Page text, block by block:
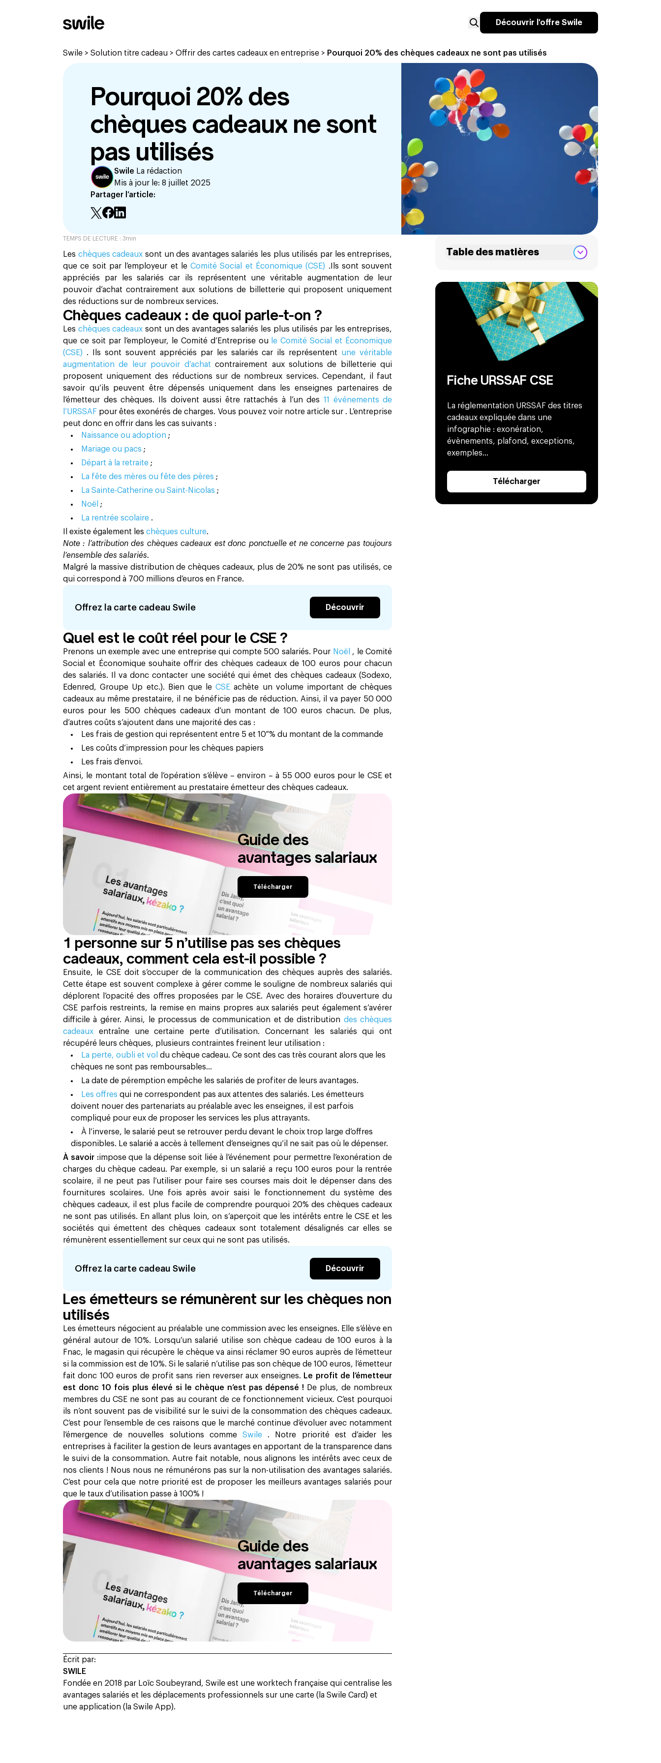
Découvrir l'offre Swile
Swile > Solution titre cadeau > Offrir des cartes cadeaux en entreprise > Pourquoi 20% des chèques cadeaux ne sont pas utilisés
Pourquoi 20% des
chèques cadeaux ne sont
pas utilisés
Swile La rédaction
Mis à jour le: 8 juillet 2025
Partager l’article:
TEMPS DE LECTURE : 3min
Les chèques cadeaux sont un des avantages salariés les plus utilisés par les entreprises,
que ce soit par l’employeur et leComité Social et Économique (CSE) .Ils sont souvent
appréciés par les salariés car ils représentent une véritable augmentation de leur
pouvoir d’achat contrairement aux solutions de billetterie qui proposent uniquement
des réductions sur de nombreux services.
Chèques cadeaux : de quoi parle-t-on ?
Les chèques cadeaux sont un des avantages salariés les plus utilisés par les entreprises,
que ce soit par l’employeur, le Comité d’Entreprise ou le Comité Social et Économique
(CSE) . Ils sont souvent appréciés par les salariés car ils représentent une véritable
augmentation de leur pouvoir d’achatcontrairement aux solutions de billetterie qui
proposent uniquement des réductions sur de nombreux services. Cependant, il faut
savoir qu’ils peuvent être dépensés uniquement dans les enseignes partenaires de
l’émetteur des chèques. Ils doivent aussi être rattachés à l’un des 11 événements de
l’URSSAF pour êtes exonérés de charges. Vous pouvez voir notre article sur . L’entreprise
peut donc en offrir dans les cas suivants :
Naissance ou adoption ;
Mariage ou pacs ;
Départ à la retraite ;
La fête des mères ou fête des pères ;
La Sainte-Catherine ou Saint-Nicolas ;
Noël ;
La rentrée scolaire .
Il existe également les chèques culture.
Note : l’attribution des chèques cadeaux est donc ponctuelle et ne concerne pas toujours
l’ensemble des salariés.
Malgré la massive distribution de chèques cadeaux, plus de 20% ne sont pas utilisés, ce
qui correspond à 700 millions d’euros en France.
Offrez la carte cadeau Swile Découvrir
Quel est le coût réel pour le CSE ?
Prenons un exemple avec une entreprise qui compte 500 salariés. Pour Noël , le Comité
Social et Économique souhaite offrir des chèques cadeaux de 100 euros pour chacun
des salariés. Il va donc contacter une société qui émet des chèques cadeaux (Sodexo,
Edenred, Groupe Up etc.). Bien que leCSEachète un volume important de chèques
cadeaux au même prestataire, il ne bénéficie pas de réduction. Ainsi, il va payer 50 000
euros pour les 500 chèques cadeaux d’un montant de 100 euros chacun. De plus,
d’autres coûts s’ajoutent dans une majorité des cas :
Les frais de gestion qui représentent entre 5 et 10 % du montant de la commande
Les coûts d’impression pour les chèques papiers
Les frais d’envoi.
Ainsi, le montant total de l’opération s’élève – environ – à 55 000 euros pour le CSE et
cet argent revient entièrement au prestataire émetteur des chèques cadeaux.
Guide des
avantages salariaux
Télécharger
1 personne sur 5 n’utilise pas ses chèques
cadeaux, comment cela est-il possible ? ‍
Ensuite, le CSE doit s’occuper de la communication des chèques auprès des salariés.
Cette étape est souvent complexe à gérer comme le souligne de nombreux salariés qui
déplorent l’opacité des offres proposées par le CSE. Avec des horaires d’ouverture du
CSE parfois restreints, la remise en mains propres aux salariés peut également s’avérer
difficile à gérer. Ainsi, le processus de communication et de distribution des chèques
cadeaux entraîne une certaine perte d’utilisation. Concernant les salariés qui ont
récupéré leurs chèques, plusieurs contraintes freinent leur utilisation :
La perte, oubli et vol du chèque cadeau. Ce sont des cas très courant alors que les
chèques ne sont pas remboursables…
La date de péremption empêche les salariés de profiter de leurs avantages.
Les offres qui ne correspondent pas aux attentes des salariés. Les émetteurs
doivent nouer des partenariats au préalable avec les enseignes, il est parfois
compliqué pour eux de proposer les services les plus attrayants.
À l’inverse, le salarié peut se retrouver perdu devant le choix trop large d’offres
disponibles. Le salarié a accès à tellement d’enseignes qu’il ne sait pas où le dépenser.
À savoir :impose que la dépense soit liée à l’événement pour permettre l’exonération de
charges du chèque cadeau. Par exemple, si un salarié a reçu 100 euros pour la rentrée
scolaire, il ne peut pas l’utiliser pour faire ses courses mais doit le dépenser dans des
fournitures scolaires. Une fois après avoir saisi le fonctionnement du système des
chèques cadeaux, il est plus facile de comprendre pourquoi 20% des chèques cadeaux
ne sont pas utilisés. En allant plus loin, on s’aperçoit que les intérêts entre le CSE et les
sociétés qui émettent des chèques cadeaux sont totalement désalignés car elles se
rémunèrent essentiellement sur ceux qui ne sont pas utilisés.
Offrez la carte cadeau Swile Découvrir
Les émetteurs se rémunèrent sur les chèques non
utilisés ‍
Les émetteurs négocient au préalable une commission avec les enseignes. Elle s’élève en
général autour de 10%. Lorsqu’un salarié utilise son chèque cadeau de 100 euros à la
Fnac, le magasin qui récupère le chèque va ainsi réclamer 90 euros auprès de l’émetteur
si la commission est de 10%. Si le salarié n’utilise pas son chèque de 100 euros, l’émetteur
fait donc 100 euros de profit sans rien reverser aux enseignes. Le profit de l’émetteur
est donc 10 fois plus élevé si le chèque n’est pas dépensé !
De plus, de nombreux
membres du CSE ne sont pas au courant de ce fonctionnement vicieux. C’est pourquoi
ils n’ont souvent pas de visibilité sur le suivi de la consommation des chèques cadeaux.
C’est pour l’ensemble de ces raisons que le marché continue d’évoluer avec notamment
l’émergence de nouvelles solutions commeSwile . Notre priorité est d’aider les
entreprises à faciliter la gestion de leurs avantages en apportant de la transparence dans
le suivi de la consommation. Autre fait notable, nous alignons les intérêts avec ceux de
nos clients ! Nous nous ne rémunérons pas sur la non-utilisation des avantages salariés.
C’est pour cela que notre priorité est de proposer les meilleurs avantages salariés pour
que le taux d’utilisation passe à 100% !
Guide des
avantages salariaux
Télécharger
Écrit par:
SWILE
Fondée en 2018 par Loïc Soubeyrand, Swile est une worktech française qui centralise les
avantages salariés et les déplacements professionnels sur une carte (la Swile Card) et
une application (la Swile App).
Table des matières
Fiche URSSAF CSE
La réglementation URSSAF des titres
cadeaux expliquée dans une
infographie : exonération,
évènements, plafond, exceptions,
exemples...
Télécharger